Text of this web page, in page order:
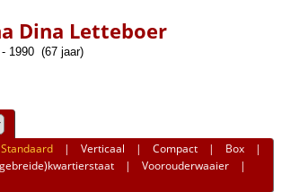
Dina Letteboer
- 1990 (67 jaar)
Standaard |Verticaal |Compact | Box |
|Voorouderwaaier |